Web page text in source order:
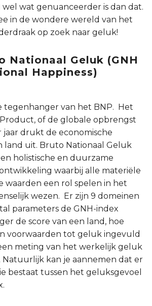
wel wat genuanceerder is dan dat.
in de wondere wereld van het
op zoek naar geluk!
Nationaal Geluk (GNH
Happiness)
tegenhanger van het BNP. Het
of de globale opbrengst
jaar drukt de economische
land uit. Bruto Nationaal Geluk
holistische en duurzame
waarbij alle materiële
waarden een rol spelen in het
wezen. Er zijn 9 domeinen
parameters de GNH-index
de score van een land, hoe
voorwaarden tot geluk ingevuld
meting van het werkelijk geluk
Natuurlijk kan je aannemen dat er
bestaat tussen het geluksgevoel